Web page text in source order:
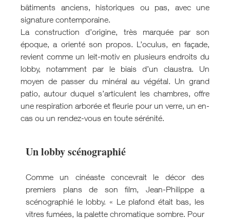
bâtiments anciens, historiques ou pas, avec une
signature contemporaine.
La construction d’origine, très marquée par son
époque, a orienté son propos. L’oculus, en façade,
revient comme un leit-motiv en plusieurs endroits du
lobby, notamment par le biais d’un claustra. Un
moyen de passer du minéral au végétal. Un grand
patio, autour duquel s’articulent les chambres, offre
une respiration arborée et fleurie pour un verre, un en-
cas ou un rendez-vous en toute sérénité.
Un lobby scénographié
Comme un cinéaste concevrait le décor des
premiers plans de son film, Jean-Philippe a
scénographié le lobby. « Le plafond était bas, les
vitres fumées, la palette chromatique sombre. Pour